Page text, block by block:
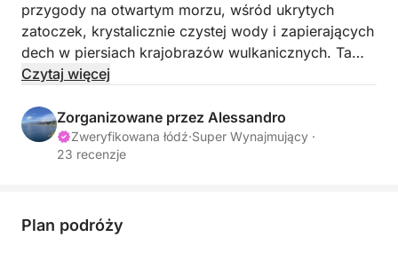
przygody na otwartym morzu, wśród ukrytych
zatoczek, krystalicznie czystej wody i zapierających
dech w piersiach krajobrazów wulkanicznych. Ta
ekskluzywna, całodniowa wycieczka z Zatoki
zwiedzić wybrzeże stylowo, relaksująco i z nutką
przygody. Daj się ponieść morskiej bryzie,
wznosząc toast aperitifem o zachodzie słońca,
Dzień rozpoczyna się od wejścia na pokład statku w
Czytaj więcej
Zorganizowane przez Alessandro
Zweryfikowana łódź·Super Wynajmujący ·
23 recenzje
Plan podróży